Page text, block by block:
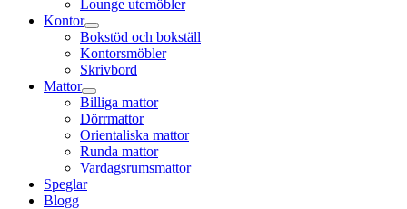
Lounge utemöbler
Kontor
Bokstöd och bokställ
Kontorsmöbler
Skrivbord
Mattor
Billiga mattor
Dörrmattor
Orientaliska mattor
Runda mattor
Vardagsrumsmattor
Speglar
Blogg